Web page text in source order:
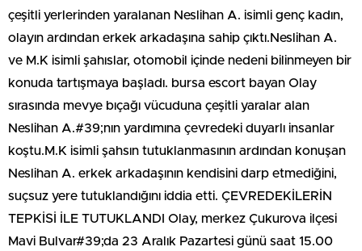
çeşitli yerlerinden yaralanan Neslihan A. isimli genç kadın,
olayın ardından erkek arkadaşına sahip çıktı.Neslihan A.
ve M.K isimli şahıslar, otomobil içinde nedeni bilinmeyen bir
konuda tartışmaya başladı. bursa escort bayan Olay
sırasında mevye bıçağı vücuduna çeşitli yaralar alan
Neslihan A.#39;nın yardımına çevredeki duyarlı insanlar
koştu.M.K isimli şahsın tutuklanmasının ardından konuşan
Neslihan A. erkek arkadaşının kendisini darp etmediğini,
suçsuz yere tutuklandığını iddia etti. ÇEVREDEKİLERİN
TEPKİSİ İLE TUTUKLANDI Olay, merkez Çukurova ilçesi
Mavi Bulvar#39;da 23 Aralık Pazartesi günü saat 15.00